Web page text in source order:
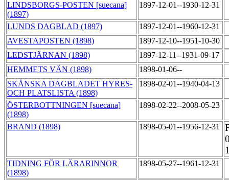
LINDSBORGS-POSTEN [suecana]
(1897)
1897-12-01--1930-12-31
LUNDS DAGBLAD (1897)
1897-12-01--1960-12-31
AVESTAPOSTEN (1898)
1897-12-10--1951-10-30
LEDSTJÄRNAN (1898)
1897-12-11--1931-09-17
HEMMETS VÄN (1898)
1898-01-06--
SKÅNSKA DAGBLADET HYRES-
OCH PLATSLISTA (1898)
1898-02-01--1940-04-13
ÖSTERBOTTNINGEN [suecana]
(1898)
1898-02-22--2008-05-23
BRAND (1898) 1898-05-01--1956-12-31
TIDNING FÖR LÄRARINNOR
(1898)
1898-05-27--1961-12-31